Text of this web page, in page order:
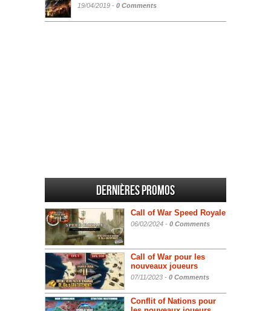
19/04/2019 - 0 Comments
Dernières promos
Call of War Speed Royale
06/02/2024 - 0 Comments
Call of War pour les
nouveaux joueurs
07/11/2023 - 0 Comments
Conflit of Nations pour